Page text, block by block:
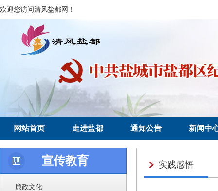
欢迎您访问清风盐都网！
网站首页 走进盐都 通知公告 新闻中
宣传教育
廉政文化
实践感悟